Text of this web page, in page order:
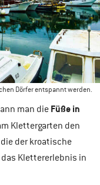
Dörfer entspannt werden.
man die Füße in
Klettergarten den
der kroatische
Klettererlebnis in